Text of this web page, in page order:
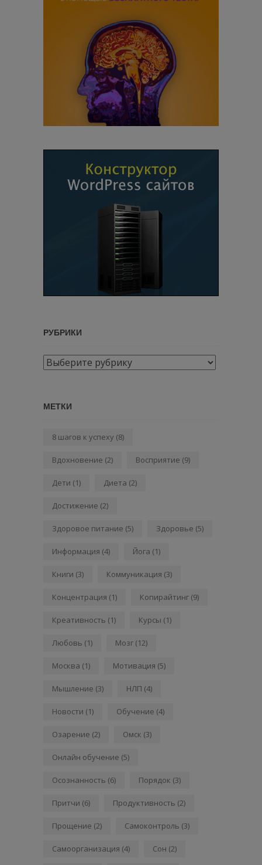
РУБРИКИ
Рубрики
МЕТКИ
8 шагов к успеху (8)
Вдохновение (2) Восприятие (9)
Дети (1) Диета (2)
Достижение (2)
Здоровое питание (5) Здоровье (5)
Информация (4) Йога (1)
Книги (3) Коммуникация (3)
Концентрация (1) Копирайтинг (9)
Креативность (1) Курсы (1)
Любовь (1) Мозг (12)
Москва (1) Мотивация (5)
Мышление (3) НЛП (4)
Новости (1) Обучение (4)
Озарение (2) Омск (3)
Онлайн обучение (5)
Осознанность (6) Порядок (3)
Притчи (6) Продуктивность (2)
Прощение (2) Самоконтроль (3)
Самоорганизация (4) Сон (2)